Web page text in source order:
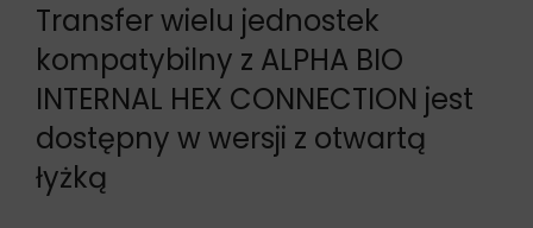
Transfer wielu jednostek
kompatybilny z ALPHA BIO
INTERNAL HEX CONNECTION jest
dostępny w wersji z otwartą
łyżką